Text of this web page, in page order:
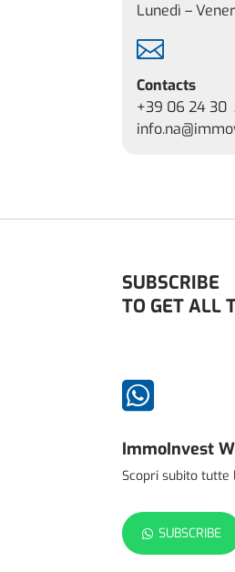
Lunedì –

Contacts
+39 06 24 30
SUBSCRIBE
TO GET ALL

ImmoInvest
Scopri subito
SUBSCRIBE